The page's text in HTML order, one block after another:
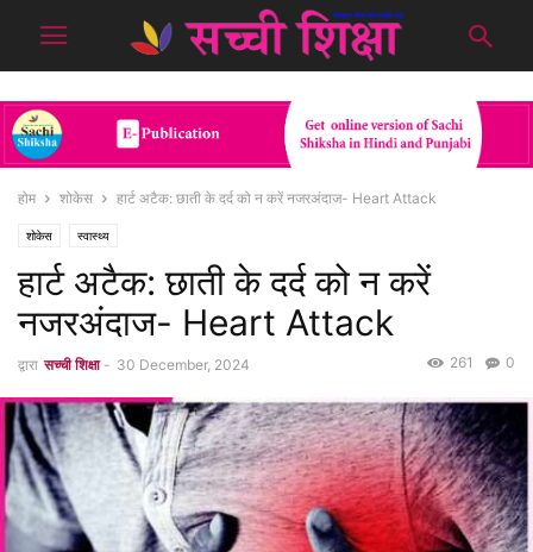
होम शोकेस हार्ट अटैक: छाती के दर्द को न करें नजरअंदाज- Heart Attack
शोकेस स्वास्थ्य
हार्ट अटैक: छाती के दर्द को न करें
नजरअंदाज- Heart Attack
द्वारा सच्ची शिक्षा - 30 December, 2024 0
261